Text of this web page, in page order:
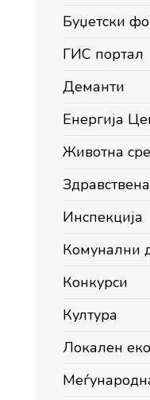
Буџетски
ГИС портал
Деманти
Енергија
Животна
Инспекција
Комунални
Конкурси
Култура
Локален